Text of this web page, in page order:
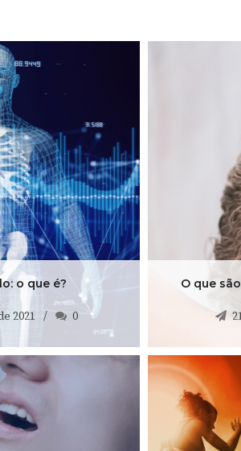
o que é?
2021 0
o que é?
2021 0
O que
O que